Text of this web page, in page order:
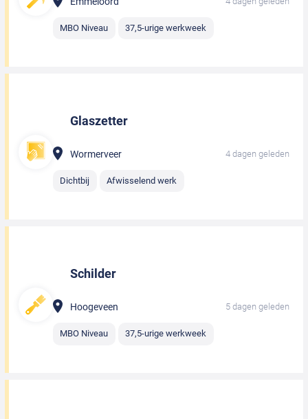
MBO Niveau 37,5-urige werkweek
Glaszetter
Wormerveer 4 dagen geleden
Dichtbij Afwisselend werk
Schilder
Hoogeveen 5 dagen geleden
MBO Niveau 37,5-urige werkweek